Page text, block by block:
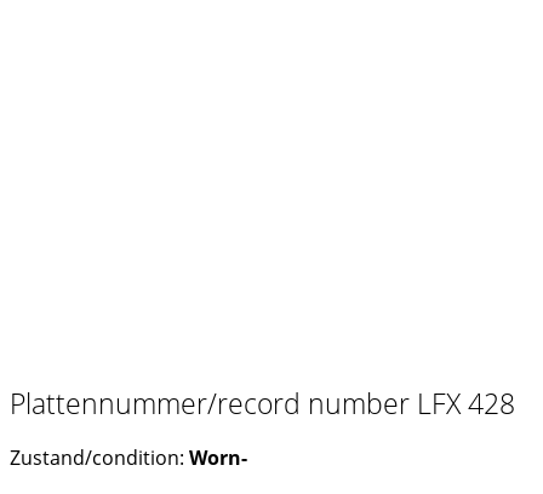
Plattennummer/record number LFX 428
Zustand/condition: Worn-